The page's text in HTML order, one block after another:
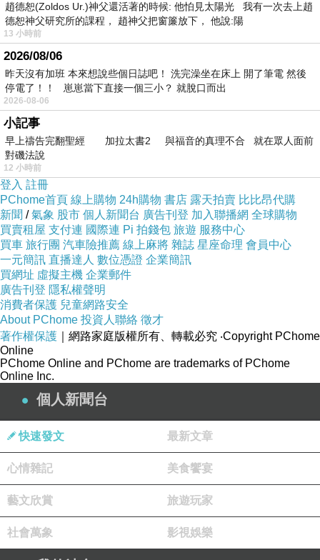
趙德恕(Zoldos Ur.)神父還活著的時候: 他怕見太陽光 我有一次去上趙
德恕神父研究所的課程， 趙神父把窗簾放下， 他說:陽
13 小時前
2026/08/06
昨天沒有加班 本來想說些個日誌吧！ 洗完澡坐在床上 開了筆電 然後
停電了！！ 崽崽當下直接一個三小？ 就脫口而出
2026-08-06
小記事
早上禱告完翻聖經 加拉太書2 與福音的真理不合 就在眾人面前
對磯法說
12 小時前
登入 註冊
PChome首頁 線上購物 24h購物 書店 露天拍賣 比比昂代購
新聞 /氣象 股市 個人新聞台 廣告刊登 加入聯播網 全球購物
買賣租屋 支付連 國際連 Pi 拍錢包 旅遊 服務中心
買車 旅行團 汽車險推薦 線上麻將 雜誌 星座命理 會員中心
一元簡訊 直播達人 數位憑證 企業簡訊
買網址 虛擬主機 企業郵件
廣告刊登 隱私權聲明
消費者保護 兒童網路安全
About PChome 投資人聯絡 徵才
著作權保護 ｜網路家庭版權所有、轉載必究 ‧Copyright PChome
Online
PChome Online and PChome are trademarks of PChome
Online Inc.
個人新聞台
快速發文 最新文章
心情雜記 美食饗宴
藝文欣賞 旅遊玩家
社會萬象 影視娛樂